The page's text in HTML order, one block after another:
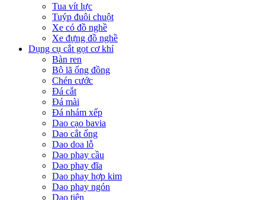
Tua vít lực
Tuýp đuôi chuột
Xe có đồ nghề
Xe đựng đồ nghề
Dụng cụ cắt gọt cơ khí
Bàn ren
Bộ lã ống đồng
Chén cước
Đá cắt
Đá mài
Đá nhám xếp
Dao cạo bavia
Dao cắt ống
Dao doa lỗ
Dao phay cầu
Dao phay đĩa
Dao phay hợp kim
Dao phay ngón
Dao tiện